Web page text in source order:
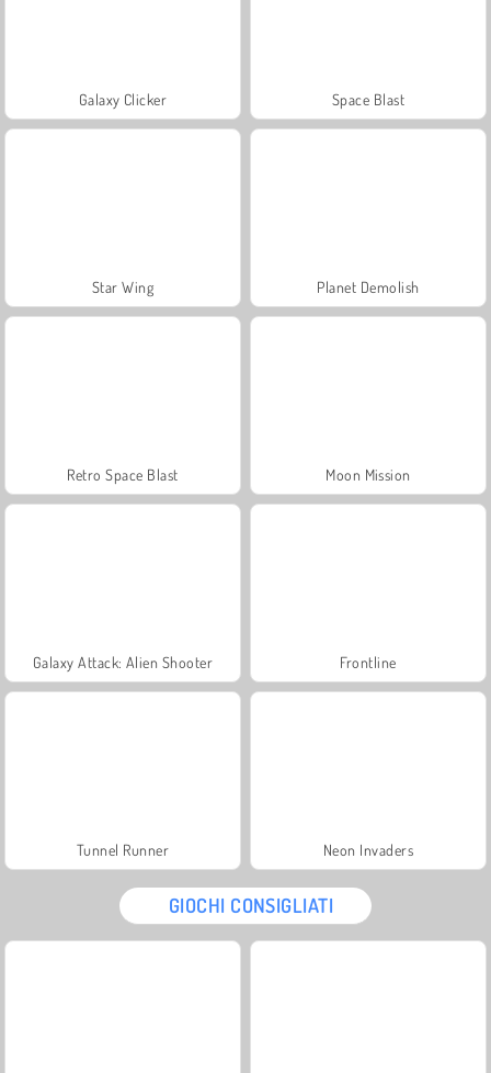
Galaxy Clicker Space Blast
Star Wing Planet Demolish
Retro Space Blast Moon Mission
Galaxy Attack: Alien Shooter Frontline
Tunnel Runner Neon Invaders
GIOCHI CONSIGLIATI